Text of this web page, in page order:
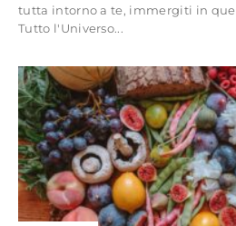
tutta intorno a te, immergiti in
Tutto l'Universo...